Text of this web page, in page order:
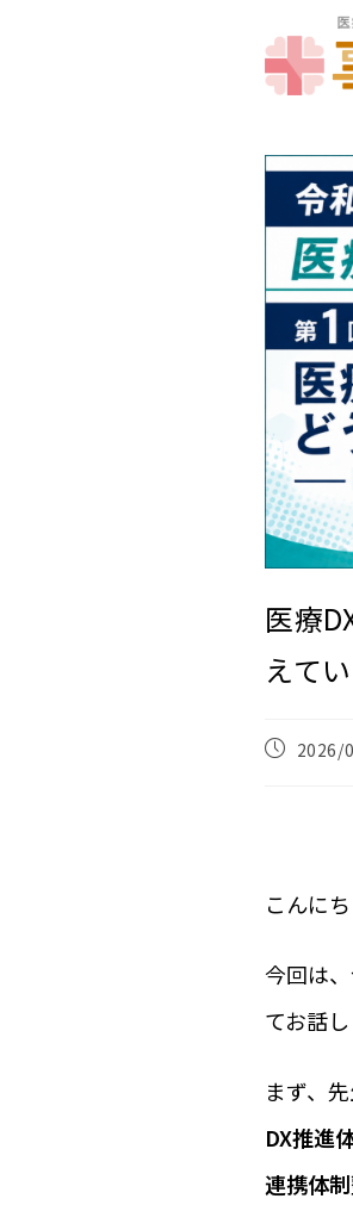
医療
えて
2026/
こんに
今回は
てお話し
まず、
DX推進
連携体